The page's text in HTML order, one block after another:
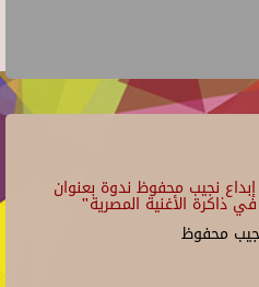
نجيب محفوظ ندوة بعنوان
ذاكرة الأغنية المصرية"
محفوظ